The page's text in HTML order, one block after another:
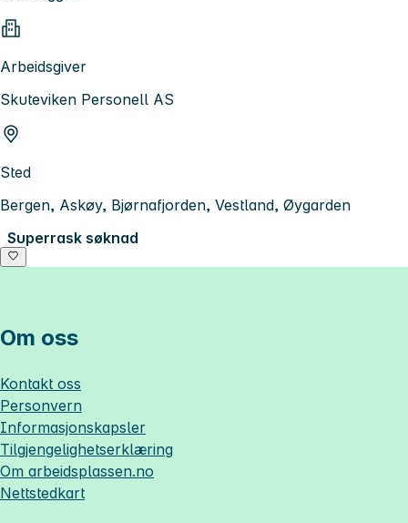
Arbeidsgiver
Skuteviken Personell AS
Sted
Bergen, Askøy, Bjørnafjorden, Vestland, Øygarden
Superrask søknad
Om oss
Kontakt oss
Personvern
Informasjonskapsler
Tilgjengelighetserklæring
Om arbeidsplassen.no
Nettstedkart